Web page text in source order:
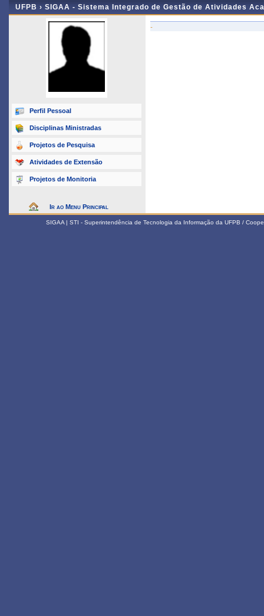
UFPB › SIGAA - Sistema Integrado de Gestão de Atividades
Perfil Pessoal
Disciplinas Ministradas
Projetos de Pesquisa
Atividades de Extensão
Projetos de Monitoria
Ir ao Menu Principal
-
SIGAA | STI - Superintendência de Tecnologia da Informação da UFPB /